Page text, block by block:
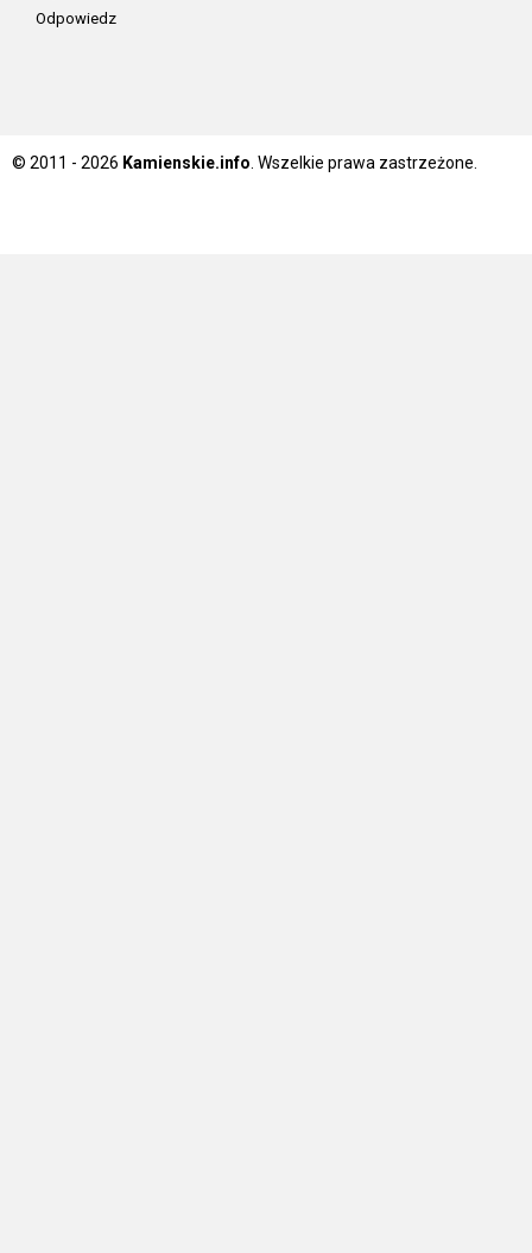
Odpowiedz
© 2011 - 2026 Kamienskie.info . Wszelkie prawa zastrzeżone.